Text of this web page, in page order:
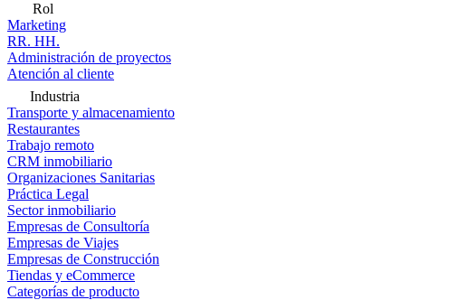
Rol
Marketing
RR. HH.
Administración de proyectos
Atención al cliente
Industria
Transporte y almacenamiento
Restaurantes
Trabajo remoto
CRM inmobiliario
Organizaciones Sanitarias
Práctica Legal
Sector inmobiliario
Empresas de Consultoría
Empresas de Viajes
Empresas de Construcción
Tiendas y eCommerce
Categorías de producto